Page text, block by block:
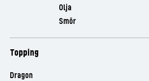
Olja
Smör
Topping
Dragon